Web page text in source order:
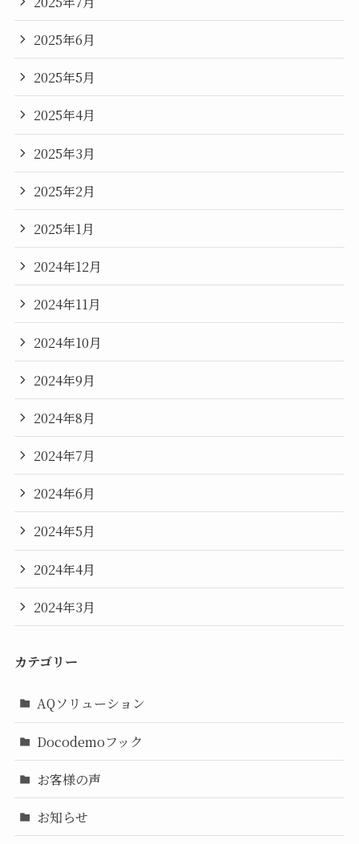
2025年6月
2025年5月
2025年4月
2025年3月
2025年2月
2025年1月
2024年12月
2024年11月
2024年10月
2024年9月
2024年8月
2024年7月
2024年6月
2024年5月
2024年4月
2024年3月
カテゴリー
AQソリューション
Docodemoフック
お客様の声
お知らせ